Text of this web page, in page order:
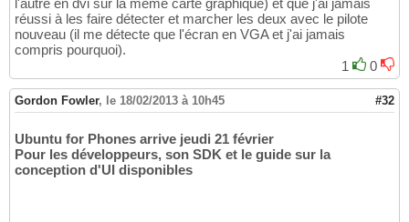
réussi à les faire détecter et marcher les deux avec le pilote
nouveau (il me détecte que l'écran en VGA et j'ai jamais
compris pourquoi).
1
0
Gordon Fowler, le 18/02/2013 à 10h45 #32
Ubuntu for Phones arrive jeudi 21 février
Pour les développeurs, son SDK et le guide sur la
conception d'UI disponibles